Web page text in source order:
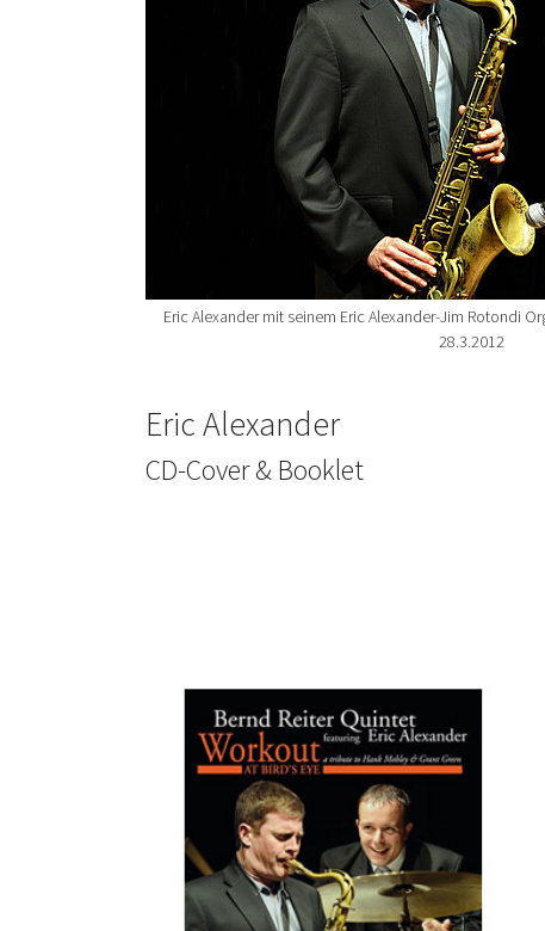
Eric Alexander mit seinem Eric Alexander-Jim Rotondi
28.3.2012
Eric Alexander
CD-Cover & Booklet